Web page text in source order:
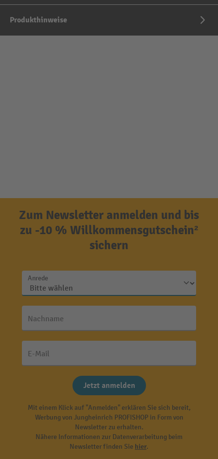
Produkthinweise
Zum Newsletter anmelden und bis
zu -10 % Willkommensgutschein²
sichern
Anrede
Nachname
E-Mail
Jetzt anmelden
Mit einem Klick auf "Anmelden" erklären Sie sich bereit,
Werbung von Jungheinrich PROFISHOP in Form von
Newsletter zu erhalten.
Nähere Informationen zur Datenverarbeitung beim
Newsletter finden Sie hier.